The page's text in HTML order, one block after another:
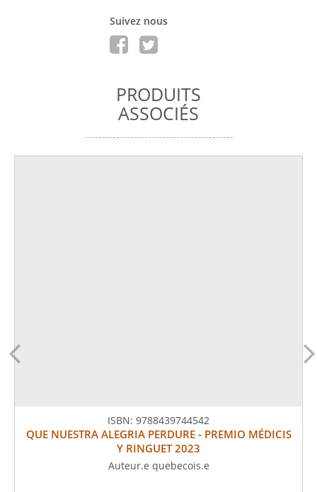
Suivez nous
PRODUITS
ASSOCIÉS
ISBN: 9788439744542
QUE NUESTRA ALEGRIA PERDURE - PREMIO MÉDICIS
Y RINGUET 2023
Auteur.e quebecois.e